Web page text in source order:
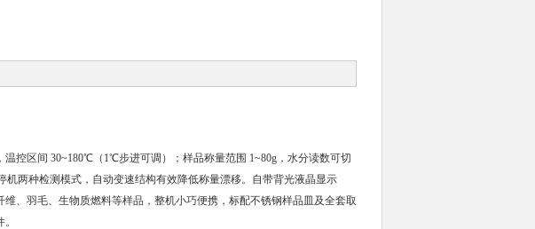
控区间 30~180℃（1℃步进可调）；样品称量范围 1~80g，水分读数可切
机两种检测模式，自动变速结构有效降低称量漂移。自带背光液晶显示
、羽毛、生物质燃料等样品，整机小巧便携，标配不锈钢样品皿及全套取